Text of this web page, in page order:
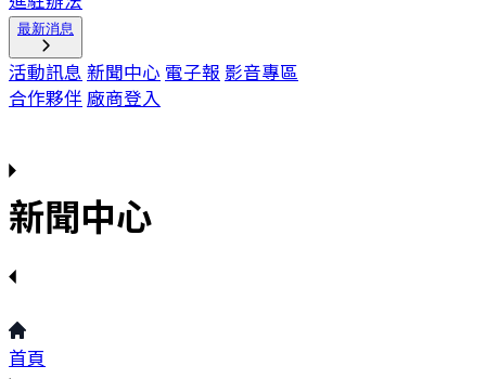
最新消息
活動訊息 新聞中心 電子報 影音專區
合作夥伴 廠商登入
新聞中心
首頁